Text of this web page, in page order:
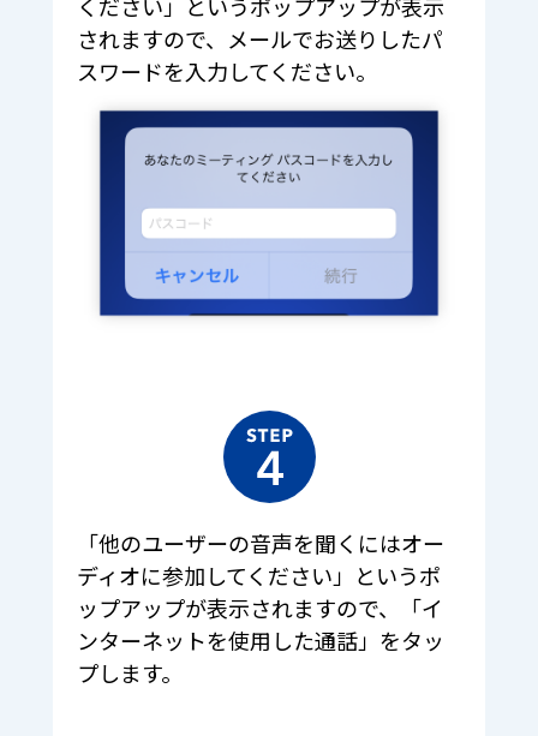
されますので、メールでお送りしたパ
スワードを入力してください。
「他のユーザーの音声を聞くにはオー
ディオに参加してください」というポ
ップアップが表示されますので、「イ
ンターネットを使用した通話」をタッ
プします。